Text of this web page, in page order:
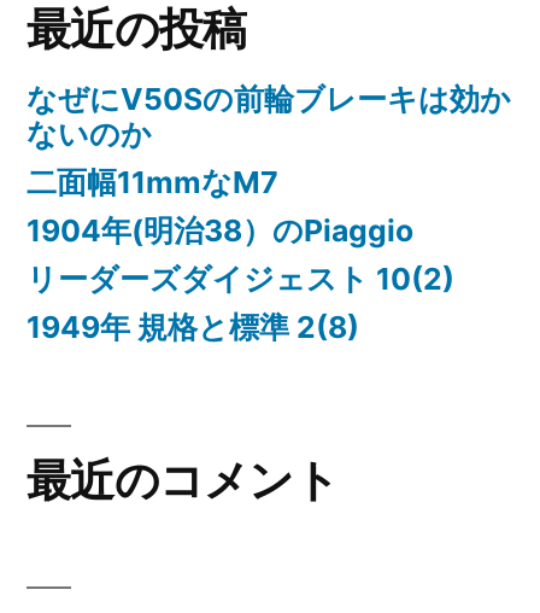
最近の投稿
なぜにV50Sの前輪ブレーキは効か
ないのか
二面幅11mmなM7
1904年(明治38）のPiaggio
リーダーズダイジェスト 10(2)
1949年 規格と標準 2(8)
最近のコメント